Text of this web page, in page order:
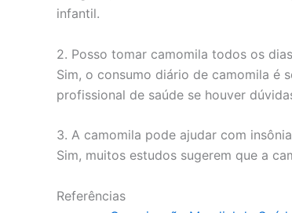
infantil.
2. Posso tomar camomila todos os
Sim, o consumo diário de camomila é
profissional de saúde se houver
3. A camomila pode ajudar com
Sim, muitos estudos sugerem que a
Referências